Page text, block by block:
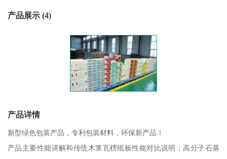
产品展示 (4)
产品详情
新型绿色包装产品，专利包装材料，环保新产品！
产品主要性能讲解和传统木浆瓦楞纸板性能对比说明：高分子石基